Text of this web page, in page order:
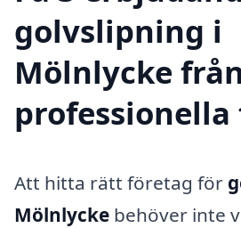
golvslipning i
Mölnlycke
Att hitta rätt företag för
Mölnlycke behöver inte